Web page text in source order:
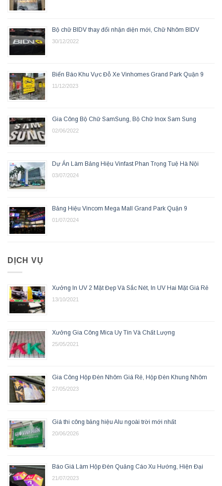
Bộ chữ BIDV thay đổi nhận diện mới, Chữ Nhôm BIDV
30/12/2022
Biển Báo Khu Vực Đỗ Xe Vinhomes Grand Park Quận 9
11/12/2023
Gia Công Bộ Chữ SamSung, Bộ Chữ Inox Sam Sung
02/06/2022
Dự Án Làm Bảng Hiệu Vinfast Phan Trọng Tuệ Hà Nội
03/07/2024
Bảng Hiệu Vincom Mega Mall Grand Park Quận 9
01/07/2024
DỊCH VỤ
Xưởng In UV 2 Mặt Đẹp Và Sắc Nét, In UV Hai Mặt Giá Rẻ
13/10/2021
Xưởng Gia Công Mica Uy Tín Và Chất Lượng
25/05/2021
Gia Công Hộp Đèn Nhôm Giá Rẻ, Hộp Đèn Khung Nhôm
27/05/2023
Giá thi công bảng hiệu Alu ngoài trời mới nhất
20/06/2026
Báo Giá Làm Hộp Đèn Quảng Cáo Xu Hướng, Hiện Đại
21/07/2023